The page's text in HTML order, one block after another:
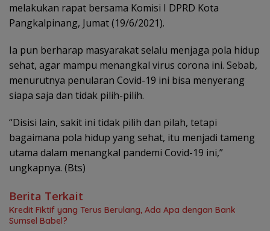
melakukan rapat bersama Komisi I DPRD Kota
Pangkalpinang, Jumat (19/6/2021).
Ia pun berharap masyarakat selalu menjaga pola hidup
sehat, agar mampu menangkal virus corona ini. Sebab,
menurutnya penularan Covid-19 ini bisa menyerang
siapa saja dan tidak pilih-pilih.
“Disisi lain, sakit ini tidak pilih dan pilah, tetapi
bagaimana pola hidup yang sehat, itu menjadi tameng
utama dalam menangkal pandemi Covid-19 ini,”
ungkapnya. (Bts)
Berita Terkait
Kredit Fiktif yang Terus Berulang, Ada Apa dengan Bank
Sumsel Babel?